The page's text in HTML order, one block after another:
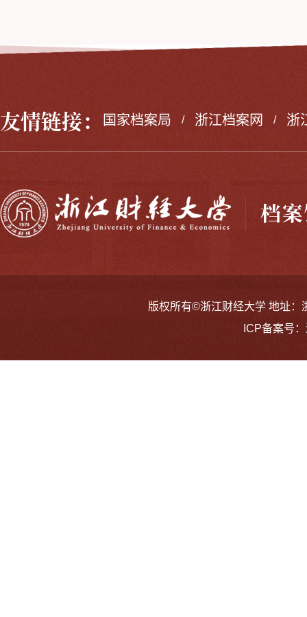
友情链接： 国家档案局 / 浙江档案网 / 浙
版权所有©浙江财经大学 地址：
ICP备案号：